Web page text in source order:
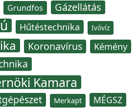
Grundfos Gázellátás
Hűtéstechnika Ivóvíz
Koronavírus Kémény
Kamara
Merkapt MÉGSZ